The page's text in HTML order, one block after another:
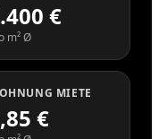
€
m² Ø
MIETE
€